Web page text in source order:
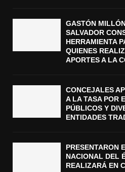
GASTÓN
SALVADOR
HERRAMIENTA
QUIENES
APORTES A LA
CONCEJALES
A LA TASA POR
PÚBLICOS Y
ENTIDADES
PRESENTARON
NACIONAL DEL
REALIZARÁ EN